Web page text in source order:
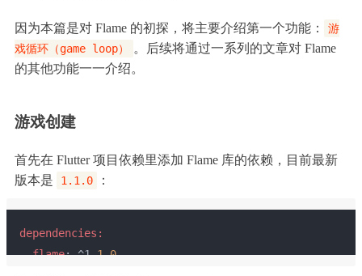
因为本篇是对 Flame 的初探，将主要介绍第一个功能：
游
戏循环（game loop）
。后续将通过一系列的文章对 Flame
的其他功能一一介绍。
游戏创建
首先在 Flutter 项目依赖里添加 Flame 库的依赖，目前最新
版本是
1.1.0 ：
dependencies:
flame: ^1.1.0